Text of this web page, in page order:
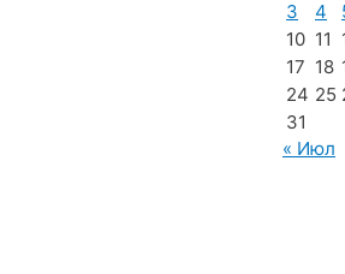
3
4
10 11
17 18
24 25
31
« Июл